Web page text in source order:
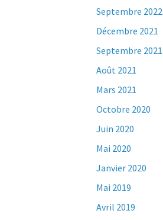
Septembre 2022
Décembre 2021
Septembre 2021
Août 2021
Mars 2021
Octobre 2020
Juin 2020
Mai 2020
Janvier 2020
Mai 2019
Avril 2019